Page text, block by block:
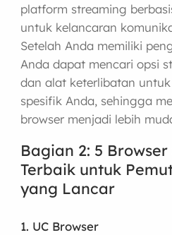
platform streaming
untuk kelancaran
Setelah Anda memiliki
Anda dapat mencari opsi
dan alat keterlibatan
spesifik Anda, sehingga
browser menjadi lebih
Bagian 2: 5
Terbaik untuk
yang Lancar
1. UC Browser